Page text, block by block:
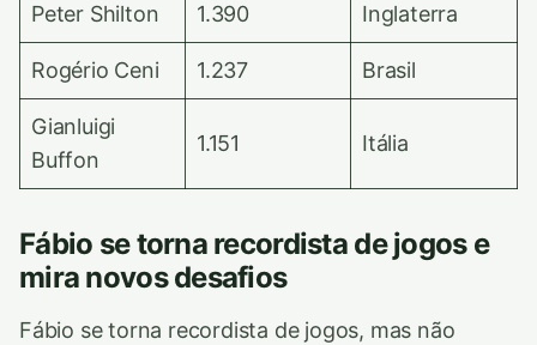
Peter Shilton 1.390 Inglaterra
Rogério Ceni 1.237 Brasil
Gianluigi
Buffon
1.151 Itália
Fábio se torna recordista de jogos e
mira novos desafios
Fábio se torna recordista de jogos, mas não